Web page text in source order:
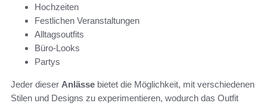
Hochzeiten
Festlichen Veranstaltungen
Alltagsoutfits
Büro-Looks
Partys
Jeder dieser Anlässe bietet die Möglichkeit, mit verschiedenen
Stilen und Designs zu experimentieren, wodurch das Outfit